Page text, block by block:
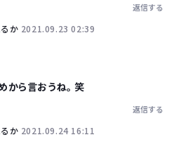
返信する
か 2021.09.23 02:39
から言おうね｡ 笑
返信する
か 2021.09.24 16:11